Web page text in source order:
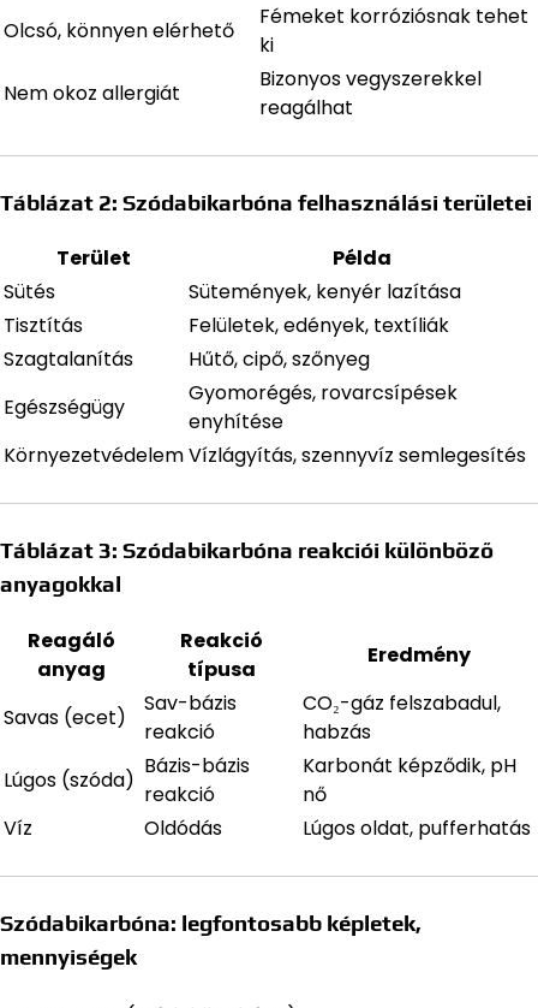
Olcsó, könnyen elérhető
Fémeket korróziósnak tehet
ki
Nem okoz allergiát
Bizonyos vegyszerekkel
reagálhat
Táblázat 2: Szódabikarbóna felhasználási területei
Terület
Példa
Sütés
Sütemények, kenyér lazítása
Tisztítás
Felületek, edények, textíliák
Szagtalanítás
Hűtő, cipő, szőnyeg
Egészségügy
Gyomorégés, rovarcsípések
enyhítése
KörnyezetvédelemVízlágyítás, szennyvíz semlegesítés
Táblázat 3: Szódabikarbóna reakciói különböző
anyagokkal
Reagáló
anyag
Reakció
típusa
Eredmény
Savas (ecet)
Sav-bázis
reakció
CO₂-gáz felszabadul,
habzás
Lúgos (szóda)
Bázis-bázis
reakció
Karbonát képződik, pH
nő
Víz
Oldódás Lúgos oldat, pufferhatás
Szódabikarbóna: legfontosabb képletek,
mennyiségek